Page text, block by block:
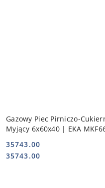
Gazowy Piec Pirniczo-
Myjący 6x60x40 | EKA
Cena:
35743.00
Cena:
35743.00